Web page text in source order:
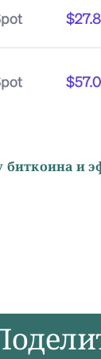
биткоина и